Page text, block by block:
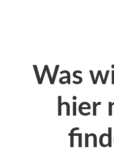
Was
hier